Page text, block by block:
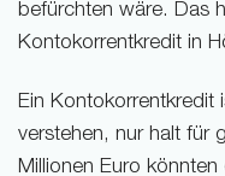
befürchten wäre. Das
Kontokorrentkredit in
Ein Kontokorrentkredit
verstehen, nur halt für
Millionen Euro